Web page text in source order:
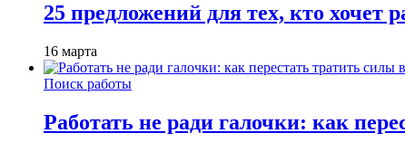
25 предложений для тех, кто хочет
16 марта
Поиск работы
Работать не ради галочки: как